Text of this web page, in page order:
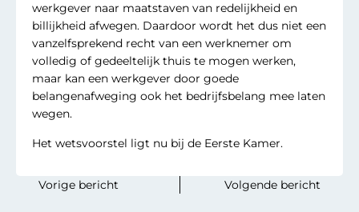
werkgever naar maatstaven van redelijkheid en
billijkheid afwegen. Daardoor wordt het dus niet een
vanzelfsprekend recht van een werknemer om
volledig of gedeeltelijk thuis te mogen werken,
maar kan een werkgever door goede
belangenafweging ook het bedrijfsbelang mee laten
wegen.
Het wetsvoorstel ligt nu bij de Eerste Kamer.
‎ ‎ ‎ ‎ ‎ ‎ ‎ ‎Vorige bericht Volgende bericht‎ ‎ ‎‎ ‎ ‎‎ ‎‎ ‎ ‎